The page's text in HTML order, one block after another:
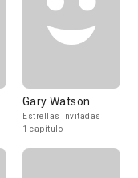
Gary Watson
Estrellas Invitadas
1 capítulo